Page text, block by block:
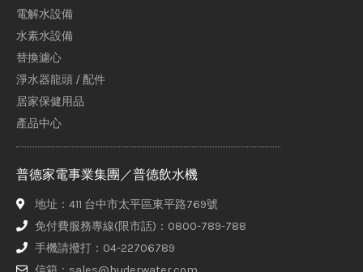
電解水設備
水素水設備
替換濾心
淨水器龍頭 / 配件
居家保健用品
產品中心
普德家電事業集團／普德飲水機
地址：411 台中市太平區東平路769號
免付費服務專線(限市話)：0800-789-788
手機請撥打：04-22706789